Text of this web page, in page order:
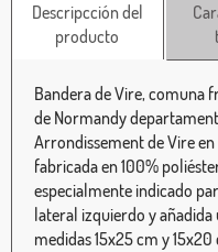
Descripcción del
producto
Bandera de Vire, comuna
de Normandy
Arrondissement de Vire en
fabricada en 100%
especialmente indicado
lateral izquierdo y
medidas 15x25 cm y 15x20